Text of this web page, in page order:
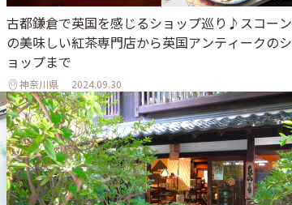
古都鎌倉で英国を感じるショップ巡り♪スコーン
の美味しい紅茶専門店から英国アンティークのシ
ョップまで
神奈川県 2024.09.30